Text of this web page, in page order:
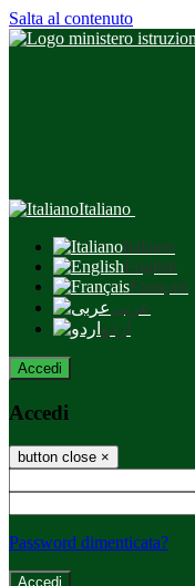
Salta al contenuto
Italiano
Italiano
English
Français
عربى
اردو
Accedi
Accedi
button close ×
Password dimenticata?